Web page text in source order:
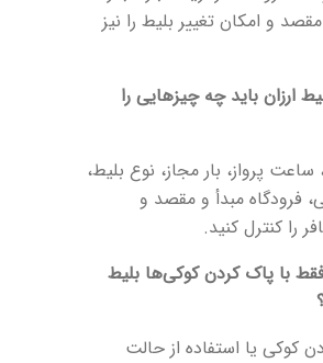
و امکان تغییر بلیط را نیز
ارزان باید چه چیزهایی را
پرواز، بار مجاز، نوع بلیط،
فرودگاه مبدأ و مقصد و
را کنترل کنید.
فقط با پاک کردن کوکی‌ها بلیط
کوکی یا استفاده از حالت